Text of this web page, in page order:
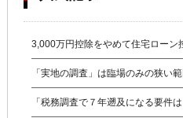
3,000万円控除をやめて住宅ローン
「実地の調査」は臨場のみの狭い範
「税務調査で７年遡及になる要件は